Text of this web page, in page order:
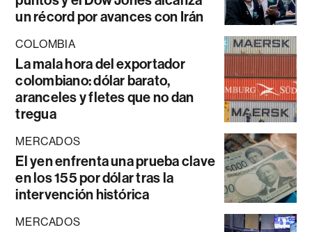
un récord por avances con Irán
COLOMBIA
La mala hora del exportador
colombiano: dólar barato,
aranceles y fletes que no dan
tregua
MERCADOS
El yen enfrenta una prueba clave
en los 155 por dólar tras la
intervención histórica
MERCADOS